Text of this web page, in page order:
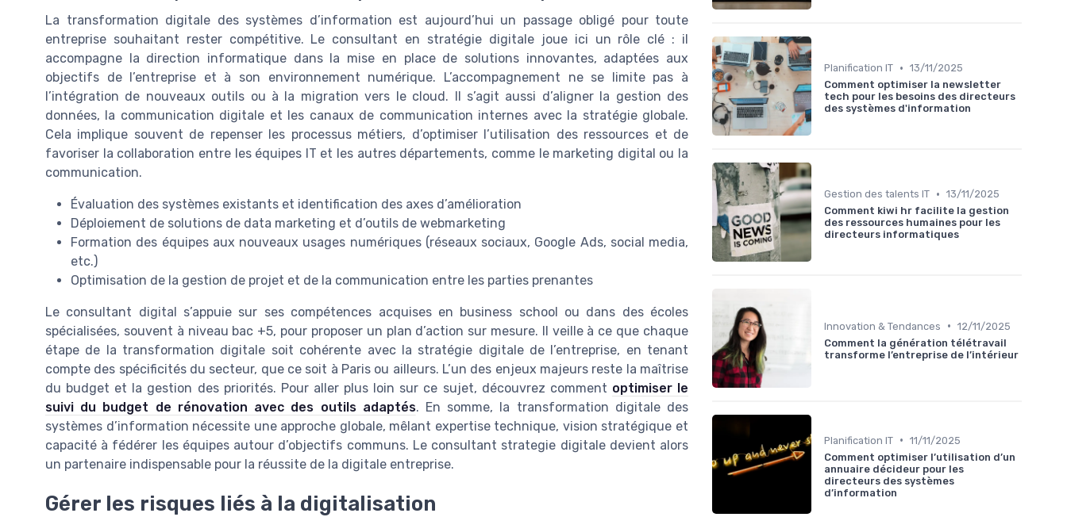
La transformation digitale des systèmes d’information est aujourd’hui un passage obligé pour toute
entreprise souhaitant rester compétitive. Le consultant en stratégie digitale joue ici un rôle clé : il
accompagne la direction informatique dans la mise en place de solutions innovantes, adaptées aux
objectifs de l’entreprise et à son environnement numérique. L’accompagnement ne se limite pas à
l’intégration de nouveaux outils ou à la migration vers le cloud. Il s’agit aussi d’aligner la gestion des
données, la communication digitale et les canaux de communication internes avec la stratégie globale.
Cela implique souvent de repenser les processus métiers, d’optimiser l’utilisation des ressources et de
favoriser la collaboration entre les équipes IT et les autres départements, comme le marketing digital ou la
communication.
Évaluation des systèmes existants et identification des axes d’amélioration
Déploiement de solutions de data marketing et d’outils de webmarketing
Formation des équipes aux nouveaux usages numériques (réseaux sociaux, Google Ads, social media,
etc.)
Optimisation de la gestion de projet et de la communication entre les parties prenantes
Le consultant digital s’appuie sur ses compétences acquises en business school ou dans des écoles
spécialisées, souvent à niveau bac +5, pour proposer un plan d’action sur mesure. Il veille à ce que chaque
étape de la transformation digitale soit cohérente avec la stratégie digitale de l’entreprise, en tenant
compte des spécificités du secteur, que ce soit à Paris ou ailleurs. L’un des enjeux majeurs reste la maîtrise
du budget et la gestion des priorités. Pour aller plus loin sur ce sujet, découvrez comment optimiser le
suivi du budget de rénovation avec des outils adaptés. En somme, la transformation digitale des
systèmes d’information nécessite une approche globale, mêlant expertise technique, vision stratégique et
capacité à fédérer les équipes autour d’objectifs communs. Le consultant strategie digitale devient alors
un partenaire indispensable pour la réussite de la digitale entreprise.
Gérer les risques liés à la digitalisation
Planification IT • 13/11/2025
Comment optimiser la newsletter
tech pour les besoins des directeurs
des systèmes d'information
Gestion des talents IT • 13/11/2025
Comment kiwi hr facilite la gestion
des ressources humaines pour les
directeurs informatiques
Innovation & Tendances • 12/11/2025
Comment la génération télétravail
transforme l’entreprise de l’intérieur
Planification IT • 11/11/2025
Comment optimiser l’utilisation d’un
annuaire décideur pour les
directeurs des systèmes
d’information